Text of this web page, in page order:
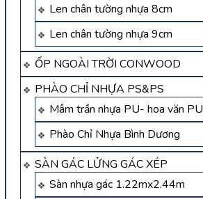
Len chân tường nhựa 8cm
Len chân tường nhựa 9cm
ỐP NGOÀI TRỜI CONWOOD
PHÀO CHỈ NHỰA PS&PS
Mâm trần nhựa PU- hoa văn PU
Phào Chỉ Nhựa Bình Dương
SÀN GÁC LỬNG GÁC XÉP
Sàn nhựa gác 1.22mx2.44m